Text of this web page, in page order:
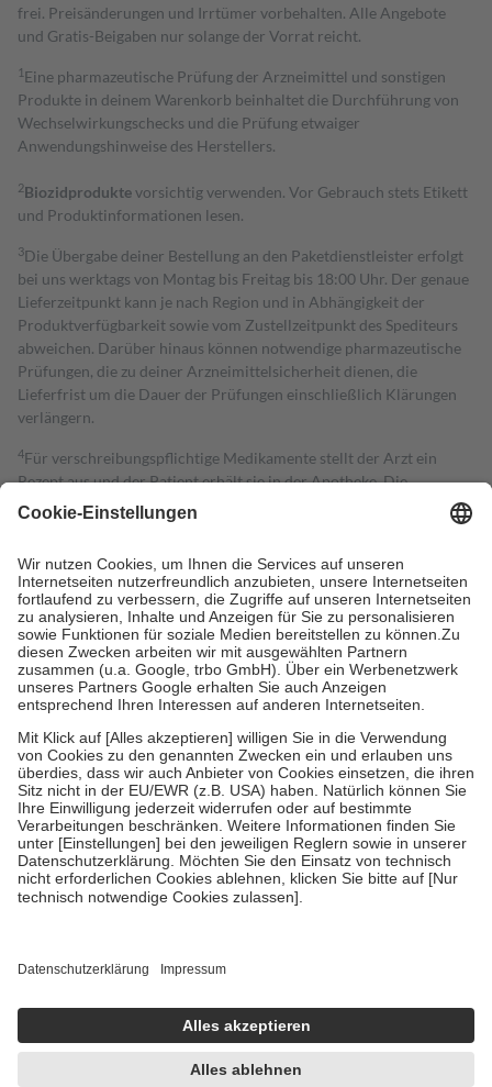
frei. Preisänderungen und Irrtümer vorbehalten. Alle Angebote
und Gratis-Beigaben nur solange der Vorrat reicht.
1 Eine pharmazeutische Prüfung der Arzneimittel und sonstigen
Produkte in deinem Warenkorb beinhaltet die Durchführung von
Wechselwirkungschecks und die Prüfung etwaiger
Anwendungshinweise des Herstellers.
2Biozidproduktevorsichtig verwenden. Vor Gebrauch stets Etikett
und Produktinformationen lesen.
3Die Übergabe deiner Bestellung an den Paketdienstleister erfolgt
bei uns werktags von Montag bis Freitag bis 18:00 Uhr. Der genaue
Lieferzeitpunkt kann je nach Region und in Abhängigkeit der
Produktverfügbarkeit sowie vom Zustellzeitpunkt des Spediteurs
abweichen. Darüber hinaus können notwendige pharmazeutische
Prüfungen, die zu deiner Arzneimittelsicherheit dienen, die
Lieferfrist um die Dauer der Prüfungen einschließlich Klärungen
verlängern.
4Für verschreibungspflichtige Medikamente stellt der Arzt ein
Rezept aus und der Patient erhält sie in der Apotheke. Die
gesetzliche Krankenversicherung übernimmt in der Regel die
Kosten dafür, der Versicherte trägt einen Teil davon als Zuzahlung
Grundsätzlich leisten Mitglieder Zuzahlungen in Höhe von zehn
Prozent des Abgabepreises,mindestens jedochfünf Euround
höchstens zehn Euro.Es sind jedoch nie mehr als die tatsächlichen
Kosten der Leistung zu entrichten.
Diese Regeln gelten grundsätzlich auch für Online-Apotheken.
Bei Heilmitteln und häuslicher Krankenpflege beträgt die
Zuzahlung zehn Prozent der Kosten sowie zehn Euro je
Verordnung.
Um das Engagement der Versicherten für ihre eigene Gesundheit zu
stärken und die besondere Stellung der Familie zu unterstützen,
fallenkeine Zuzahlungenan bei:
• Kindern und Jugendlichen bis zum vollendeten 18. Lebensjahr
mit Ausnahme der Fahrkosten
• Untersuchungen zur Vorsorge und Früherkennung, die von der
GKV getragen werden
Einholung von Bewertungen. Trusted Shops hat Maßnahmen
getroffen, um sicherzustellen, dass es sich um echte Bewertungen
handelt. Mehr Informationen findest du hier:
https://help.etrusted.com/hc/de/articles/4419944605341